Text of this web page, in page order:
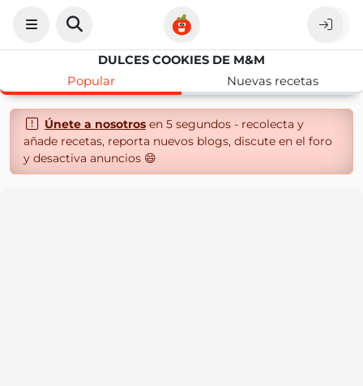
DULCES COOKIES DE M&M
Popular
Nuevas recetas
Únete a nosotrosen 5 segundos - recolecta y
añade recetas, reporta nuevos blogs, discute en el foro
y desactiva anuncios 😄